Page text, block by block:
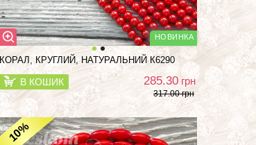
КОРАЛ, КРУГЛИЙ, НАТУРАЛЬНИЙ К6290
В КОШИК 285.30 грн
317.00 грн
10%